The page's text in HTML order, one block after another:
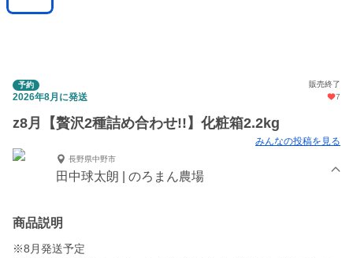
予約 販売終了
2026年8月に発送 7
z8月【贅沢2種詰め合わせ!!】化粧箱2.2kg
みんなの投稿を見る
長野県中野市
田中球太朗 | のろまん農場
商品説明
※8月発送予定